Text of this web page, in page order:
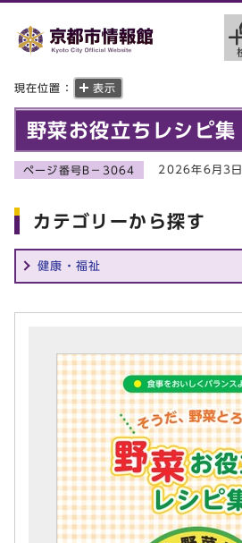
現在位置： 表示
野菜お役立ちレシピ集
ページ番号B－3064 2026年6月3日
カテゴリーから探す
健康・福祉